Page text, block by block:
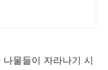
물들이 자라나기 시